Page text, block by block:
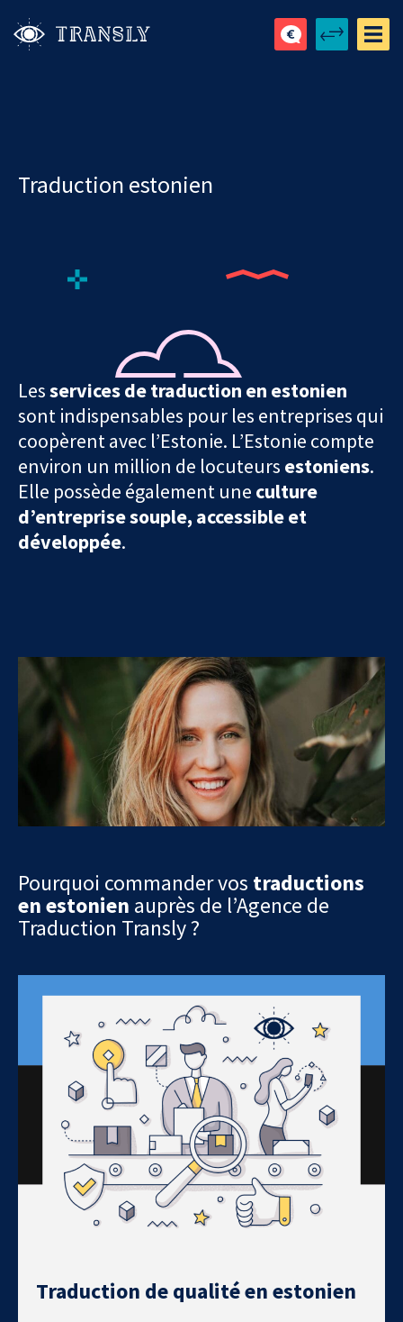
Traduction estonien
Lesservices de traduction en estonien
sont indispensables pour les entreprises qui
coopèrent avec l’Estonie. L’Estonie compte
environ un million de locuteurs estoniens.
Elle possède également une culture
d’entreprise souple, accessible et
développée.
Pourquoi commander vos traductions
en estonien auprès de l’Agence de
Traduction Transly ?
Traduction de qualité en estonien